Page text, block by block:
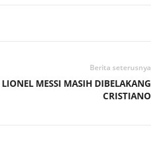
Berita seterusnya
LIONEL MESSI MASIH DIBELAKANG
CRISTIANO